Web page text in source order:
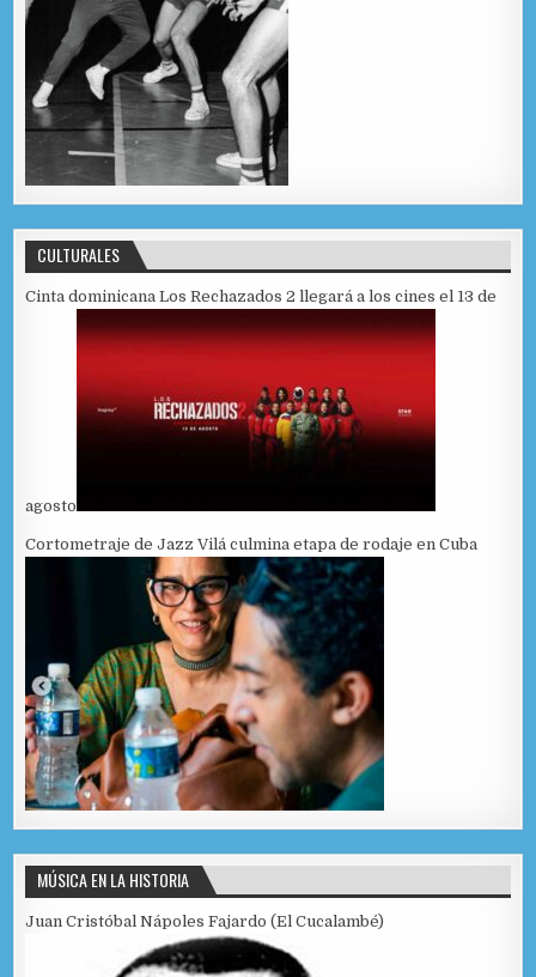
CULTURALES
Cinta dominicana Los Rechazados 2 llegará a los cines el 13 de
agosto
Cortometraje de Jazz Vilá culmina etapa de rodaje en Cuba
MÚSICA EN LA HISTORIA
Juan Cristóbal Nápoles Fajardo (El Cucalambé)